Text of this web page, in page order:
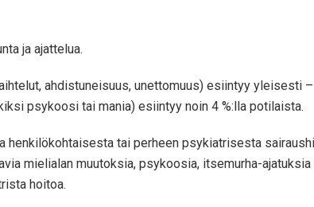
ja ajattelua.
ahdistuneisuus, unettomuus) esiintyy yleisesti
psykoosi tai mania) esiintyy noin 4 %:lla potilaista.
henkilökohtaisesta tai perheen psykiatrisesta
mielialan muutoksia, psykoosia, itsemurha-
hoitoa.